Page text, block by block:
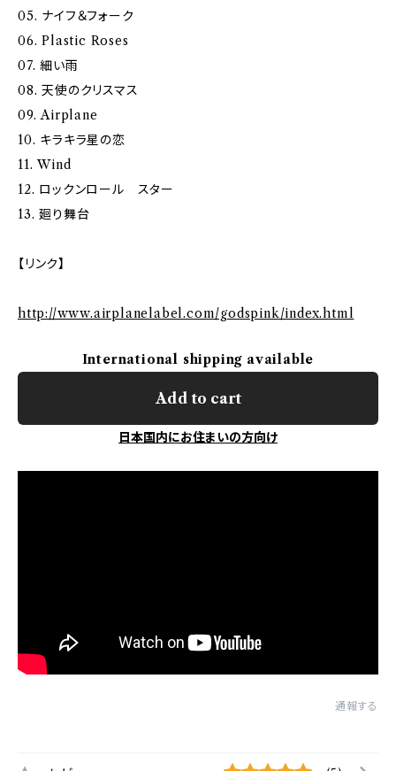
05. ナイフ＆フォーク
06. Plastic Roses
07. 細い雨
08. 天使のクリスマス
09. Airplane
10. キラキラ星の恋
11. Wind
12. ロックンロール スター
13. 廻り舞台
【リンク】
http://www.airplanelabel.com/godspink/index.html
International shipping available
Add to cart
日本国内にお住まいの方向け
通報する